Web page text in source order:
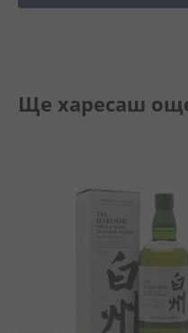
Ще харесаш